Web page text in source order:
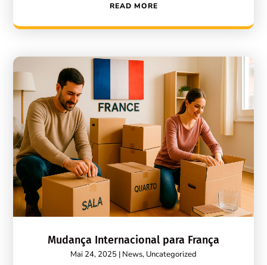
READ MORE
Mudança Internacional para França
Mai 24, 2025 | News, Uncategorized